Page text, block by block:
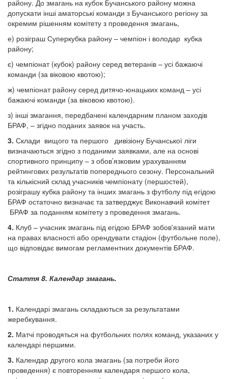
району. До змагань на кубок Бучанського району можна
допускати інші аматорські команди з Бучанського регіону за
окремим рішенням комітету з проведення змагань,
е) розіграш Суперкубка району – чемпіон і володар кубка
району;
є) чемпіонат (кубок) району серед ветеранів – усі бажаючі
команди (за віковою квотою);
ж) чемпіонат району серед дитячо-юнацьких команд – усі
бажаючі команди (за віковою квотою).
з) інші змагання, передбачені календарним планом заходів
БРАФ, – згідно поданих заявок на участь.
3. Склади вищого та першого дивізіону Бучанської ліги
визначаються згідно з поданими заявками, але на основі
спортивного принципу – з обов’язковим урахуванням
рейтингових результатів попереднього сезону. Персональний
та кількісний склад учасників чемпіонату (першостей),
розіграшу кубка району та інших змагань з футболу під егідою
БРАФ остаточно визначає та затверджує Виконавчий комітет
БРАФ за поданням комітету з проведення змагань.
4. Клуб – учасник змагань під егідою БРАФ зобов'язаний мати
на правах власності або орендувати стадіон (футбольне поле),
що відповідає вимогам регламентних документів БРАФ.
Стаття 8. Календар змагань.
1. Календарі змагань складаються за результатами
жеребкування.
2. Матчі проводяться на футбольних полях команд, указаних у
календарі першими.
3. Календар другого кола змагань (за потреби його
проведення) є повторенням календаря першого кола,